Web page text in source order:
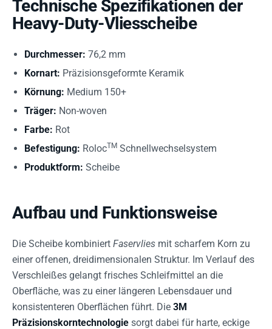
Technische Spezifikationen der
Heavy-Duty-Vliesscheibe
Durchmesser: 76,2 mm
Kornart: Präzisionsgeformte Keramik
Körnung: Medium 150+
Träger: Non-woven
Farbe: Rot
Befestigung: RolocTM Schnellwechselsystem
Produktform: Scheibe
Aufbau und Funktionsweise
Die Scheibe kombiniert Faservlies mit scharfem Korn zu
einer offenen, dreidimensionalen Struktur. Im Verlauf des
Verschleißes gelangt frisches Schleifmittel an die
Oberfläche, was zu einer längeren Lebensdauer und
konsistenteren Oberflächen führt. Die 3M
Präzisionskorntechnologie sorgt dabei für harte, eckige